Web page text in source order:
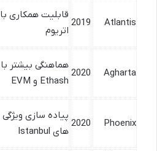
Atlantis
2019
قابلیت همکاری با
اتریوم
Agharta
2020
هماهنگی بیشتر با
Ethash و EVM
Phoenix
2020
پیاده سازی ویژگی
های Istanbul